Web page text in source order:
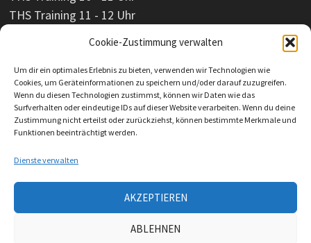
Cookie-Zustimmung verwalten
Um dir ein optimales Erlebnis zu bieten, verwenden wir Technologien wie
Cookies, um Geräteinformationen zu speichern und/oder darauf zuzugreifen.
Wenn du diesen Technologien zustimmst, können wir Daten wie das
Surfverhalten oder eindeutige IDs auf dieser Website verarbeiten. Wenn du deine
Zustimmung nicht erteilst oder zurückziehst, können bestimmte Merkmale und
Funktionen beeinträchtigt werden.
Dienste verwalten
AKZEPTIEREN
ABLEHNEN
THS Training 11 - 12 Uhr